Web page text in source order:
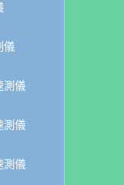
儀
測儀
測儀
測儀